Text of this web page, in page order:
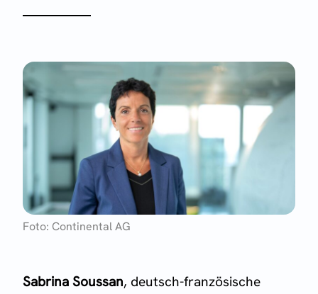
Foto: Continental AG
Sabrina Soussan, deutsch-französische